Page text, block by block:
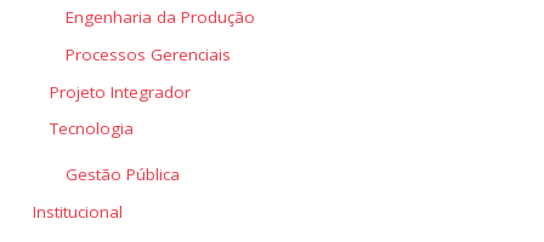
Engenharia da Produção
Processos Gerenciais
Projeto Integrador
Tecnologia
Gestão Pública
Institucional